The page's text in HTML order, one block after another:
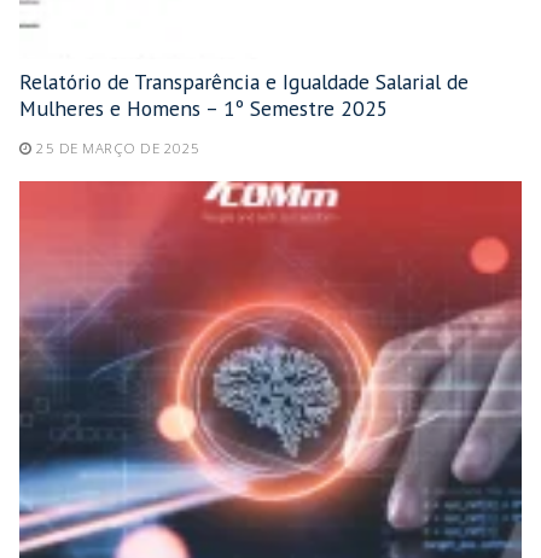
Relatório de Transparência e Igualdade Salarial de
Mulheres e Homens – 1º Semestre 2025
25 DE MARÇO DE 2025